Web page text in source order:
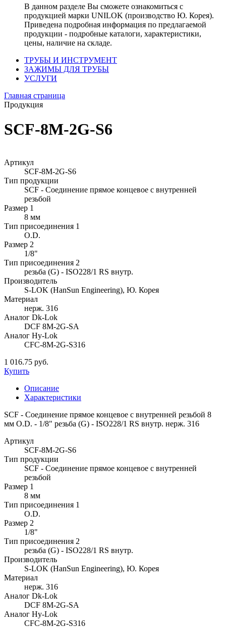
В данном разделе Вы сможете ознакомиться с
продукцией марки UNILOK (производство Ю. Корея).
Приведена подробная информация по предлагаемой
продукции - подробные каталоги, характеристики,
цены, наличие на складе.
ТРУБЫ И ИНСТРУМЕНТ
ЗАЖИМЫ ДЛЯ ТРУБЫ
УСЛУГИ
Главная страница
Продукция
SCF-8M-2G-S6
Артикул
SCF-8M-2G-S6
Тип продукции
SCF - Соединение прямое концевое с внутренней
резьбой
Размер 1
8 мм
Тип присоединения 1
O.D.
Размер 2
1/8"
Тип присоединения 2
резьба (G) - ISO228/1 RS внутр.
Производитель
S-LOK (HanSun Engineering), Ю. Корея
Материал
нерж. 316
Аналог Dk-Lok
DCF 8M-2G-SA
Аналог Hy-Lok
CFC-8M-2G-S316
1 016.75 руб.
Купить
Описание
Характеристики
SCF - Соединение прямое концевое с внутренней резьбой 8
мм O.D. - 1/8" резьба (G) - ISO228/1 RS внутр. нерж. 316
Артикул
SCF-8M-2G-S6
Тип продукции
SCF - Соединение прямое концевое с внутренней
резьбой
Размер 1
8 мм
Тип присоединения 1
O.D.
Размер 2
1/8"
Тип присоединения 2
резьба (G) - ISO228/1 RS внутр.
Производитель
S-LOK (HanSun Engineering), Ю. Корея
Материал
нерж. 316
Аналог Dk-Lok
DCF 8M-2G-SA
Аналог Hy-Lok
CFC-8M-2G-S316